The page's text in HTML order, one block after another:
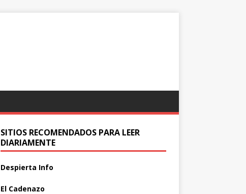
SITIOS RECOMENDADOS PARA LEER
DIARIAMENTE
Despierta Info
El Cadenazo